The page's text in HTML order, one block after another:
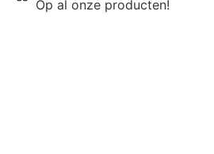
Op al onze producten!